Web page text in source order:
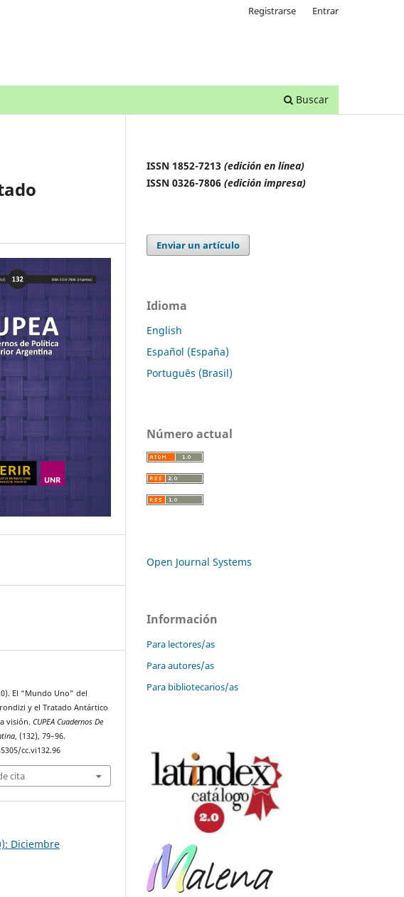
Buscar
Registrarse Entrar
El “Mundo Uno” del
y el Tratado Antártico
visión.CUPEA Cuadernos De
, (132), 79–96.
cc.vi132.96
cita
Diciembre
ISSN 1852-7213 (edición en línea)
ISSN 0326-7806 (edición impresa)
Enviar un artículo
Idioma
English
Español (España)
Português (Brasil)
Número actual
Open Journal Systems
Información
Para lectores/as
Para autores/as
Para bibliotecarios/as